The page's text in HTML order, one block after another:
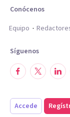
Conócenos
Equipo
Síguenos
Accede